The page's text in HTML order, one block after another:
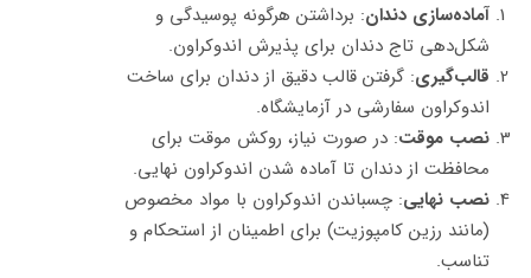
آماده‌سازی دندان: برداشتن هرگونه پوسیدگی و
شکل‌دهی تاج دندان برای پذیرش اندوکراون.
قالب‌گیری: گرفتن قالب دقیق از دندان برای ساخت
اندوکراون سفارشی در آزمایشگاه.
نصب موقت: در صورت نیاز، روکش موقت برای
محافظت از دندان تا آماده شدن اندوکراون نهایی.
نصب نهایی: چسباندن اندوکراون با مواد مخصوص
(مانند رزین کامپوزیت) برای اطمینان از استحکام و
تناسب.